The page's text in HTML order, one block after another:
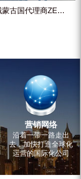
志高机械蒙古国代理商ZEGA客...
营销网络
沿着一带一路走出
去，加快打造全球化
运营的国际化公司